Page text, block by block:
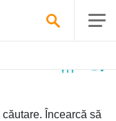
Încearcă să